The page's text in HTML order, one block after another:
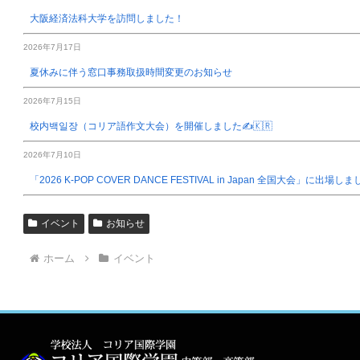
大阪経済法科大学を訪問しました！
2026年7月17日
夏休みに伴う窓口事務取扱時間変更のお知らせ
2026年7月15日
校内백일장（コリア語作文大会）を開催しました✍️🇰🇷
2026年7月10日
「2026 K-POP COVER DANCE FESTIVAL in Japan 全国大会」に出場しま
イベント お知らせ
ホーム イベント